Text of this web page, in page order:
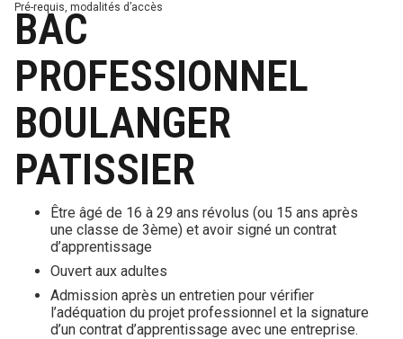
Pré-requis, modalités d’accès
BAC
PROFESSIONNEL
BOULANGER
PATISSIER
Être âgé de 16 à 29 ans révolus (ou 15 ans après
une classe de 3ème) et avoir signé un contrat
d’apprentissage
Ouvert aux adultes
Admission après un entretien pour vérifier
l’adéquation du projet professionnel et la signature
d’un contrat d’apprentissage avec une entreprise.